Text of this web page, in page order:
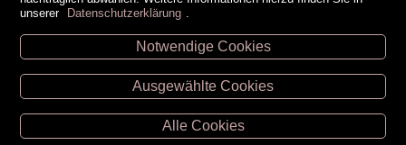
Unsere Öffnungszeiten
Retz -02942/20433
Hollabrunn -02952/30057
Eggenburg -02984/3836
unserer Datenschutzerklärung
Notwendige Cookies
Ausgewählte Cookies
Alle Cookies